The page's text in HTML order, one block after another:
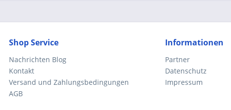
Shop Service
Nachrichten Blog
Kontakt
Versand und Zahlungsbedingungen
AGB
Informationen
Partner
Datenschutz
Impressum